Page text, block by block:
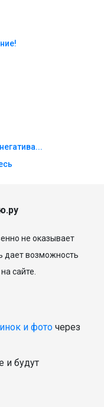
не оказывает
дает возможность
сайте.
и фото через
и будут